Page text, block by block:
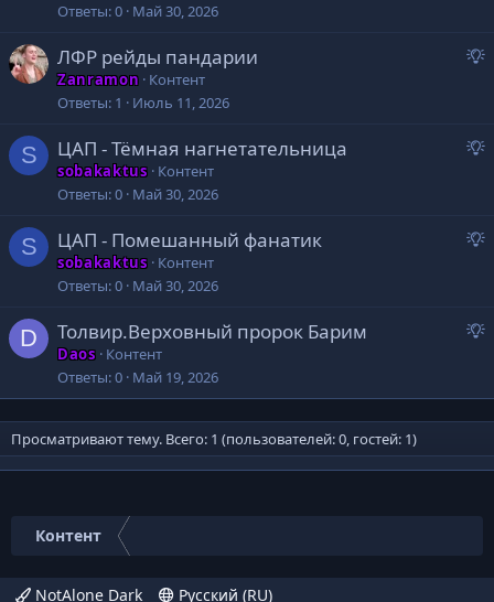
л
н
Ответы 0 Май 30, 2026
л
н
ЛФР рейды пандарии
Zanramon Контент
Ответы 1 Июль 11, 2026
S
л
н
ЦАП - Тёмная нагнетательница
sobakaktus Контент
Ответы 0 Май 30, 2026
S
л
е
н
е
ЦАП - Помешанный фанатик
sobakaktus Контент
Ответы 0 Май 30, 2026
D
д
л
Толвир.Верховный пророк Барим
Daos Контент
Ответы 0 Май 19, 2026
Просматривают тему. Всего: 1 (пользователей: 0, гостей: 1)
Контент
NotAlone Dark Русский (RU)